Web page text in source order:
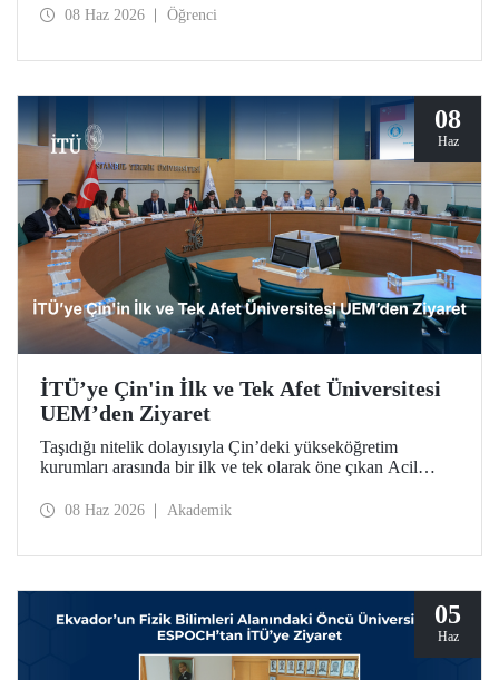
Challenge” yarışmasında finalist olmaya hak kazandı.
08 Haz 2026 Öğrenci
08
Haz
İTÜ’ye Çin'in İlk ve Tek Afet Üniversitesi
UEM’den Ziyaret
Taşıdığı nitelik dolayısıyla Çin’deki yükseköğretim
kurumları arasında bir ilk ve tek olarak öne çıkan Acil
Management – UEM) heyeti, İTÜ’ye ziyarette bulundu.
08 Haz 2026 Akademik
05
Haz